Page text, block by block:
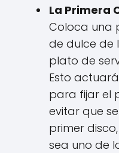
La Primera
Coloca una
de dulce de
plato de
Esto
para fijar el
evitar que
primer
sea uno de